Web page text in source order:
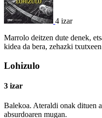
4 izar
Marrolo deitzen dute denek,
kidea da bera, zehazki
Lohizulo
3 izar
Balekoa. Ateraldi onak dituen
absurdoaren mugan.